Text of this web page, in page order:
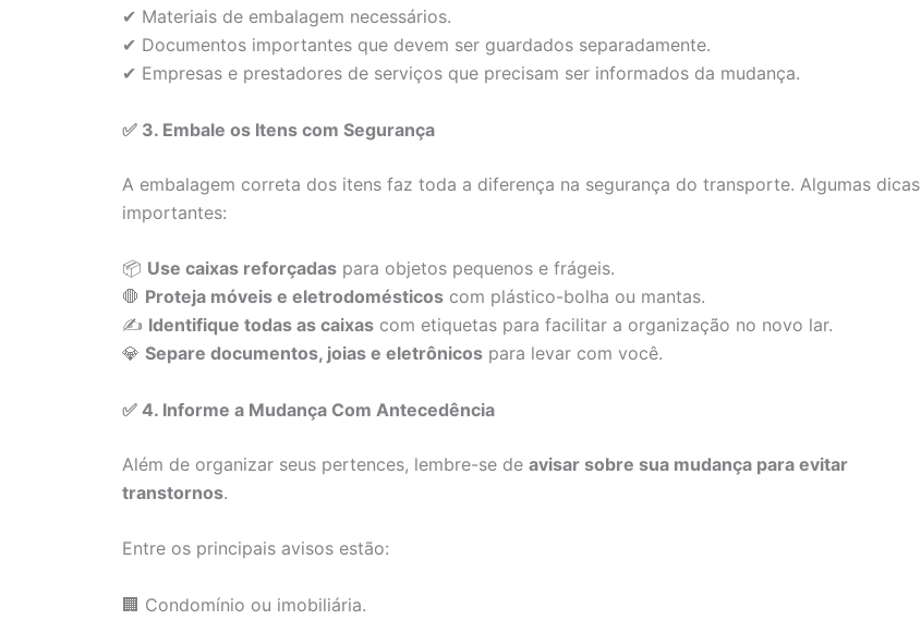
✔ Materiais de embalagem necessários.
✔ Documentos importantes que devem ser guardados separadamente.
✔ Empresas e prestadores de serviços que precisam ser informados da mudança.
✅ 3. Embale os Itens com Segurança
A embalagem correta dos itens faz toda a diferença na segurança do transporte. Algumas dicas
importantes:
📦 Use caixas reforçadas para objetos pequenos e frágeis.
🛑 Proteja móveis e eletrodomésticos com plástico-bolha ou mantas.
✍ Identifique todas as caixas com etiquetas para facilitar a organização no novo lar.
💎 Separe documentos, joias e eletrônicos para levar com você.
✅ 4. Informe a Mudança Com Antecedência
Além de organizar seus pertences, lembre-se de avisar sobre sua mudança para evitar
transtornos.
Entre os principais avisos estão:
🏢 Condomínio ou imobiliária.